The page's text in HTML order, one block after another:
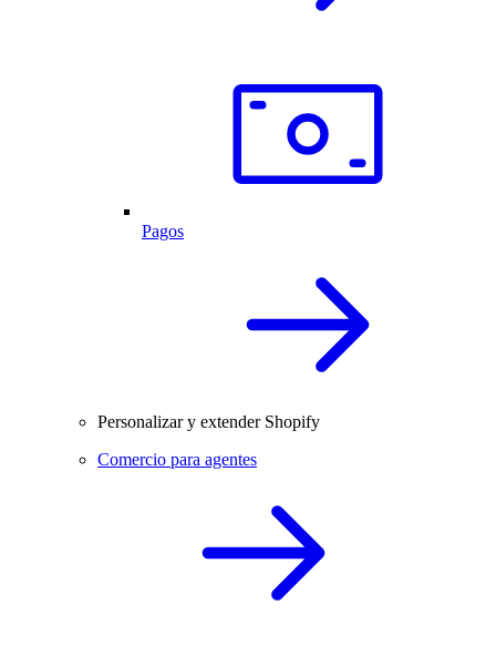
Pagos
Personalizar y extender Shopify
Comercio para agentes